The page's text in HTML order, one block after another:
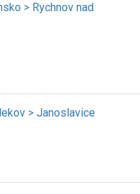
> Rychnov nad
> Janoslavice